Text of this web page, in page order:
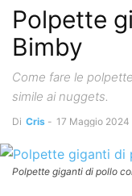
Polpette
Bimby
Come fare le
simile ai nuggets.
Di Cris - 17 Maggio 2024
Polpette giganti di pollo